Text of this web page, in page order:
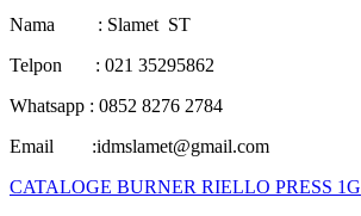
Nama : Slamet ST
Telpon : 021 35295862
Whatsapp : 0852 8276 2784
Email :idmslamet@gmail.com
CATALOGE BURNER RIELLO PRESS 1G